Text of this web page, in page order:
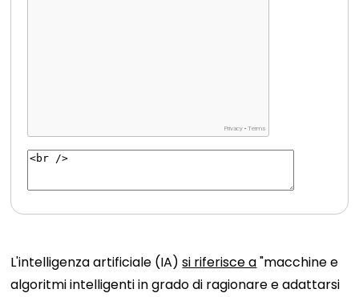
L'intelligenza artificiale (IA)si riferisce a"macchine e
algoritmi intelligenti in grado di ragionare e adattarsi